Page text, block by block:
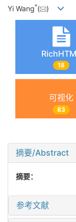
Yi Wang*( )
18
可视化
83
摘要/Abstract
摘要：
参考文献